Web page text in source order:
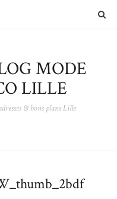
MODE
LILLE
& bons plans Lille